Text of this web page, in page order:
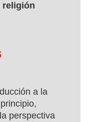
religión
a la
perspectiva